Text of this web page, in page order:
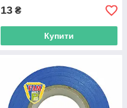
13 ₴
Купити